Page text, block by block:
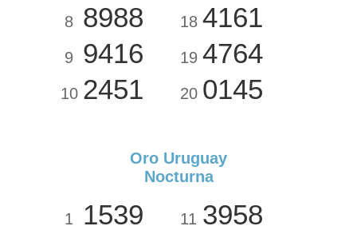
8 8988
9 9416
10 2451
18 4161
19 4764
20 0145
Oro Uruguay
Nocturna
1 1539 11 3958